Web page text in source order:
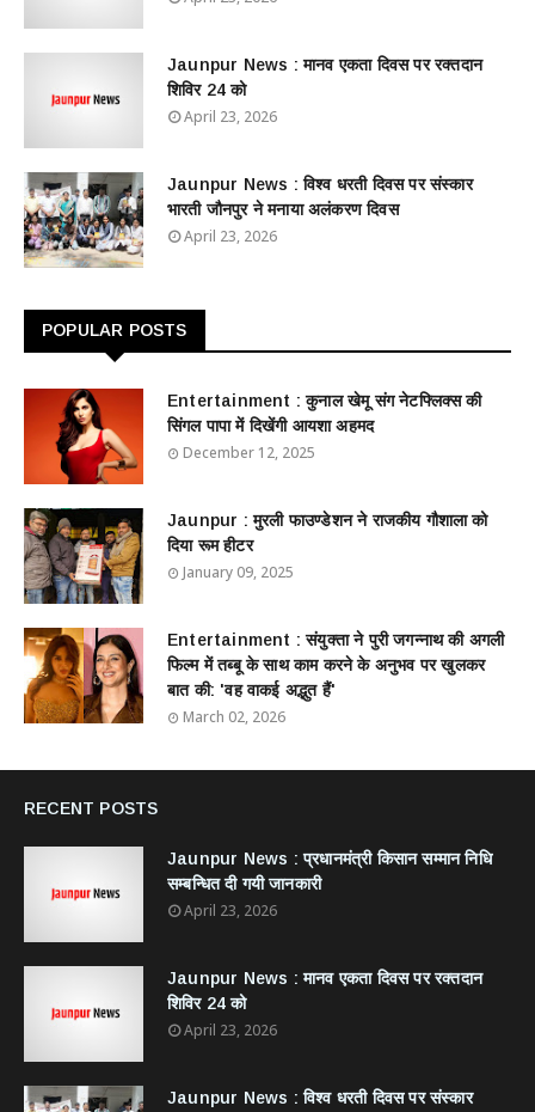
Jaunpur News : ​मानव एकता दिवस पर रक्तदान
शिविर 24 को
April 23, 2026
Jaunpur News : विश्व धरती दिवस पर संस्कार
भारती जौनपुर ने मनाया अलंकरण दिवस
April 23, 2026
POPULAR POSTS
Entertainment : ​​​​कुनाल खेमू संग नेटफ्लिक्स की
सिंगल पापा में दिखेंगी आयशा अहमद
December 12, 2025
Jaunpur : ​मुरली फाउण्डेशन ने राजकीय गौशाला को
दिया रूम हीटर
January 09, 2025
Entertainment : ​संयुक्ता ने पुरी जगन्नाथ की अगली
फिल्म में तब्बू के साथ काम करने के अनुभव पर खुलकर
बात की: 'वह वाकई अद्भुत हैं'
March 02, 2026
RECENT POSTS
Jaunpur News : ​प्रधानमंत्री किसान सम्मान निधि
सम्बन्धित दी गयी जानकारी
April 23, 2026
Jaunpur News : ​मानव एकता दिवस पर रक्तदान
शिविर 24 को
April 23, 2026
Jaunpur News : विश्व धरती दिवस पर संस्कार